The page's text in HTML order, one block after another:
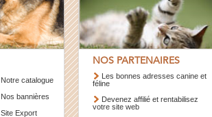
Notre catalogue
Nos bannières
Site Export
NOS PARTENAIRES
Les bonnes adresses canine et
féline
Devenez affilié et rentabilisez
votre site web